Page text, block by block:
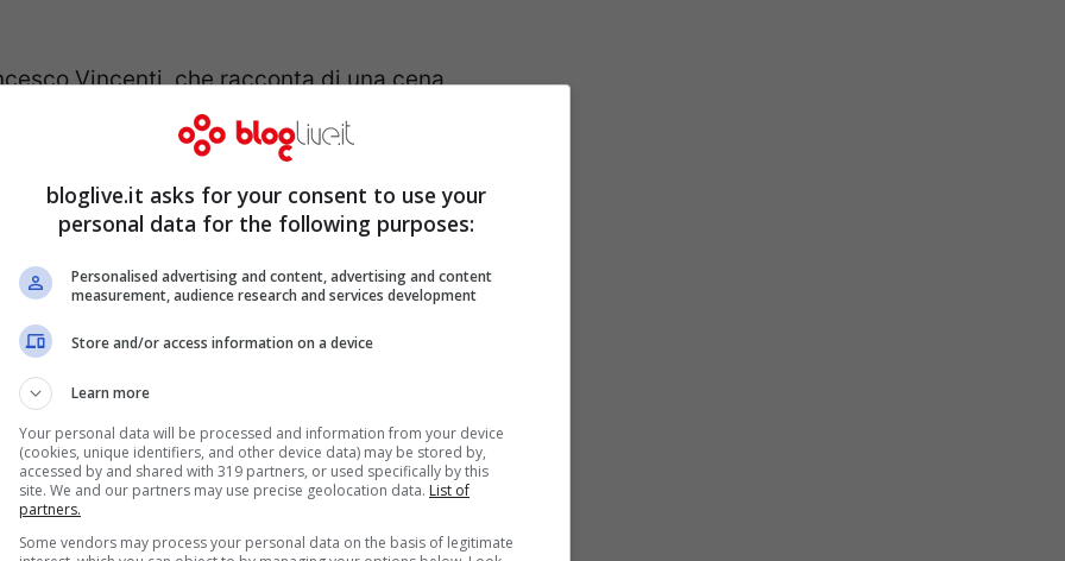
Vincenti, che racconta di una cena
in cui erano presenti D’Alema, il
ad altri uomini della giunta
era andato al ristorante qualche giorno
sarebbero stati personaggi di spicco, tra
la versione di Massimo D’Alema e del
giudice, non ritenne opportuno fermarsi
a Tarantini, che incontrarono
locale.
cenarono allegramente insieme e l’incontro
bloglive.it asks for your consent to use your
personal data for the following purposes:
Personalised advertising and content, advertising and content
measurement, audience research and services development
Store and/or access information on a device
Learn more
Your personal data will be processed and information from your device
(cookies, unique identifiers, and other device data) may be stored by,
accessed by and shared with 319 partners, or used specifically by this
site. We and our partners may use precise geolocation data. List of
partners.
Some vendors may process your personal data on the basis of legitimate